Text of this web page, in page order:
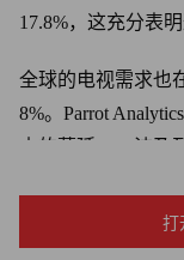
17.8%，这充分表
全球的电视需求也
8%。Parrot
内的蔓延——波及
情期间采取的严格
打